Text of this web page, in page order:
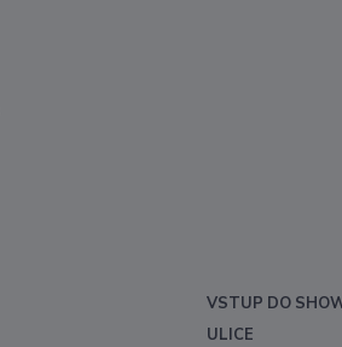
VSTUP DO
ULICE